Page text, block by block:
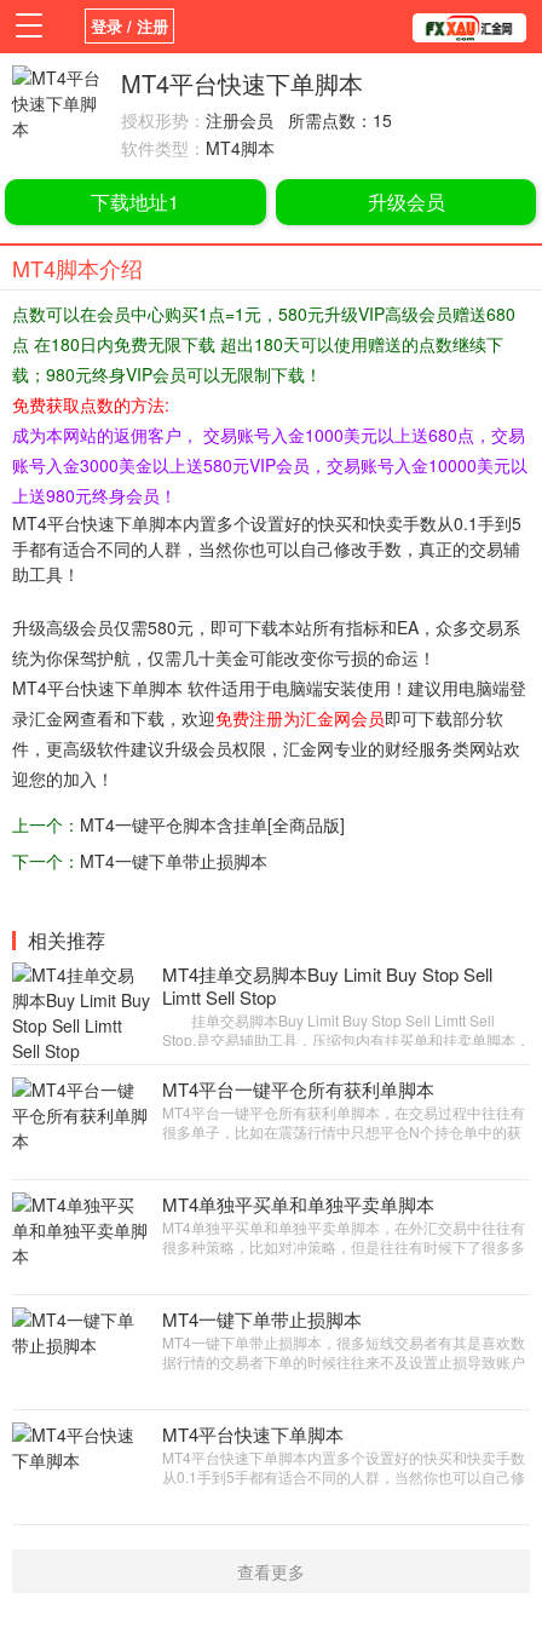
登录 / 注册
首页 新闻 观点
平台
指标EA 书籍 视频
MT4平台快速下单脚本
授权形势： 注册会员 所需点数：15
软件类型： MT4脚本
下载地址1 升级会员
MT4脚本介绍
点数可以在会员中心购买1点=1元，580元升级VIP高级会员赠送680
点 在180日内免费无限下载 超出180天可以使用赠送的点数继续下
载；980元终身VIP会员可以无限制下载！
免费获取点数的方法:
成为本网站的返佣客户， 交易账号入金1000美元以上送680点，交易
账号入金3000美金以上送580元VIP会员，交易账号入金10000美元以
上送980元终身会员！
MT4平台快速下单脚本内置多个设置好的快买和快卖手数从0.1手到5
手都有适合不同的人群，当然你也可以自己修改手数，真正的交易辅
助工具！
升级高级会员仅需580元，即可下载本站所有指标和EA，众多交易系
统为你保驾护航，仅需几十美金可能改变你亏损的命运！
MT4平台快速下单脚本 软件适用于电脑端安装使用！建议用电脑端登
录汇金网查看和下载，欢迎免费注册为汇金网会员即可下载部分软
件，更高级软件建议升级会员权限，汇金网专业的财经服务类网站欢
迎您的加入！
上一个： MT4一键平仓脚本含挂单[全商品版]
下一个： MT4一键下单带止损脚本
相关推荐
MT4挂单交易脚本Buy Limit Buy Stop Sell
Limtt Sell Stop
挂单交易脚本Buy Limit Buy Stop Sell Limtt Sell
Stop,是交易辅助工具，压缩包内有挂买单和挂卖单脚本，
后在价格上方默认
MT4平台一键平仓所有获利单脚本
MT4平台一键平仓所有获利单脚本，在交易过程中往往有
很多单子，比如在震荡行情中只想平仓N个持仓单中的获
MT4单独平买单和单独平卖单脚本
MT4单独平买单和单独平卖单脚本，在外汇交易中往往有
很多种策略，比如对冲策略，但是往往有时候下了很多多
MT4一键下单带止损脚本
MT4一键下单带止损脚本，很多短线交易者有其是喜欢数
据行情的交易者下单的时候往往来不及设置止损导致账户
MT4平台快速下单脚本
MT4平台快速下单脚本内置多个设置好的快买和快卖手数
从0.1手到5手都有适合不同的人群，当然你也可以自己修
查看更多